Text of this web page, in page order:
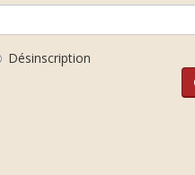
Désinscription